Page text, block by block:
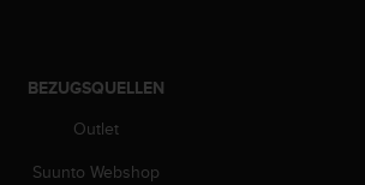
BEZUGSQUELLEN
Outlet
Suunto Webshop